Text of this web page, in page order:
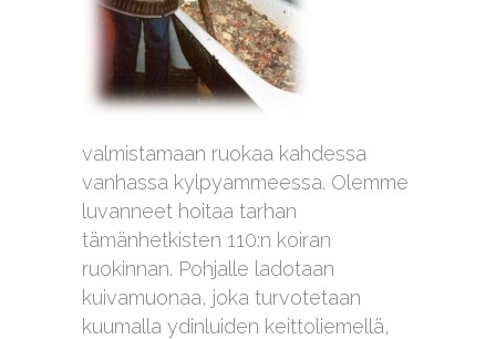
valmistamaan ruokaa kahdessa
vanhassa kylpyammeessa. Olemme
luvanneet hoitaa tarhan
tämänhetkisten 110:n koiran
ruokinnan. Pohjalle ladotaan
kuivamuonaa, joka turvotetaan
kuumalla ydinluiden keittoliemellä,